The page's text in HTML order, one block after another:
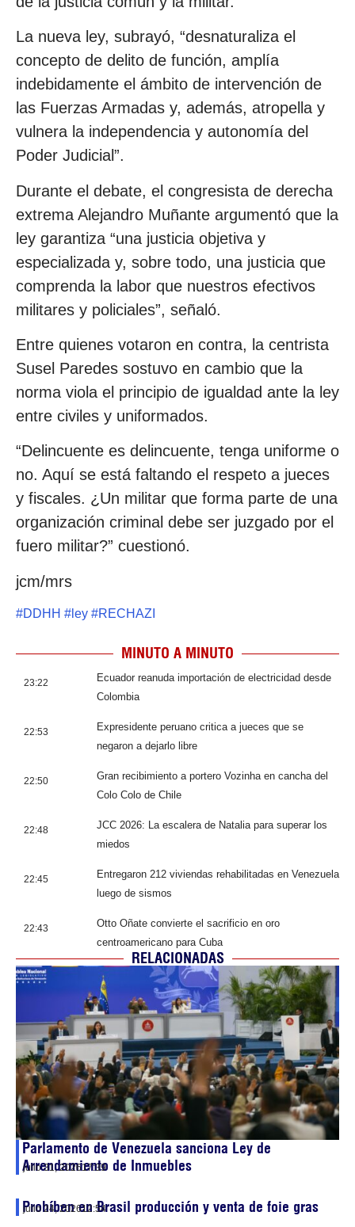
La nueva ley, subrayó, “desnaturaliza el
concepto de delito de función, amplía
indebidamente el ámbito de intervención de
las Fuerzas Armadas y, además, atropella y
vulnera la independencia y autonomía del
Poder Judicial”.
Durante el debate, el congresista de derecha
extrema Alejandro Muñante argumentó que la
ley garantiza “una justicia objetiva y
especializada y, sobre todo, una justicia que
comprenda la labor que nuestros efectivos
militares y policiales”, señaló.
Entre quienes votaron en contra, la centrista
Susel Paredes sostuvo en cambio que la
norma viola el principio de igualdad ante la ley
entre civiles y uniformados.
“Delincuente es delincuente, tenga uniforme o
no. Aquí se está faltando el respeto a jueces
y fiscales. ¿Un militar que forma parte de una
organización criminal debe ser juzgado por el
fuero militar?” cuestionó.
jcm/mrs
#DDHH # ley #RECHAZI
MINUTO A MINUTO
23:22
Ecuador reanuda importación de electricidad desde
Colombia
22:53
Expresidente peruano critica a jueces que se
negaron a dejarlo libre
22:50
Gran recibimiento a portero Vozinha en cancha del
Colo Colo de Chile
22:48
JCC 2026: La escalera de Natalia para superar los
miedos
22:45
Entregaron 212 viviendas rehabilitadas en Venezuela
luego de sismos
22:43
Otto Oñate convierte el sacrificio en oro
centroamericano para Cuba
RELACIONADAS
Parlamento de Venezuela sanciona Ley de
Arrendamiento de Inmuebles
julio 31, 202617:39
Prohíben en Brasil producción y venta de foie gras
julio 24, 202612:54